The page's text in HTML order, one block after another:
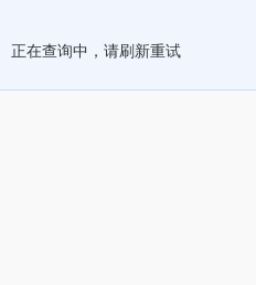
正在查询中，请刷新重试